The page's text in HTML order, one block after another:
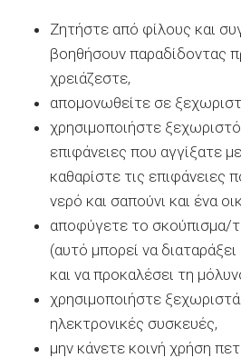
Ζητήστε από φίλους και
βοηθήσουν παραδίδοντας
χρειάζεστε,
απομονωθείτε σε
χρησιμοποιήστε ξεχωριστό
επιφάνειες που αγγίξατε
καθαρίστε τις επιφάνειες
νερό και σαπούνι και ένα
αποφύγετε το σκούπισμα/
(αυτό μπορεί να
και να προκαλέσει τη
χρησιμοποιήστε ξεχωριστά
ηλεκτρονικές συσκευές,
μην κάνετε κοινή χρήση